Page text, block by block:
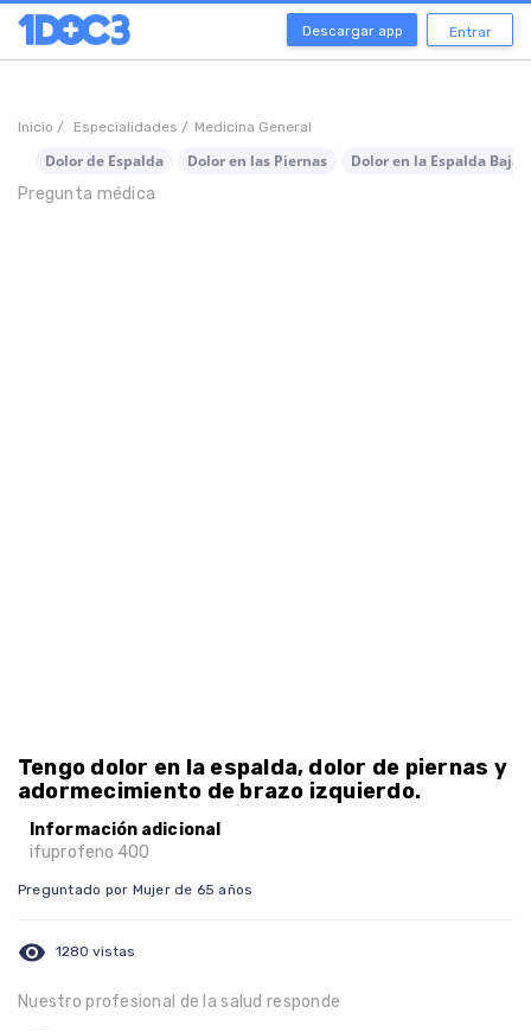
Descargar app Entrar
Inicio / Especialidades / Medicina General
Dolor de Espalda Dolor en las Piernas
Dolor en la Espalda Baja
Pregunta médica
Tengo dolor en la espalda, dolor de piernas y
adormecimiento de brazo izquierdo.
Información adicional
ifuprofeno 400
Preguntado por Mujer de 65 años
visibility 1280 vistas
Nuestro profesional de la salud responde